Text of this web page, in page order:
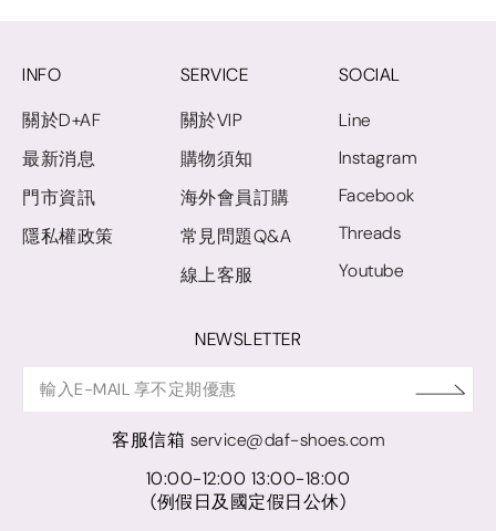
INFO
關於D+AF
最新消息
門市資訊
隱私權政策
SERVICE
關於VIP
購物須知
海外會員訂購
常見問題Q&A
線上客服
SOCIAL
Line
Instagram
Facebook
Threads
Youtube
NEWSLETTER
客服信箱 service@daf-shoes.com
10:00-12:00 13:00-18:00
(例假日及國定假日公休)